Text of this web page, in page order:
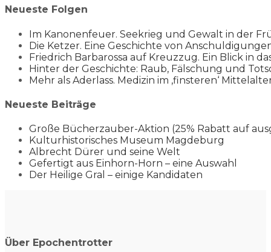
Neueste Folgen
Im Kanonenfeuer. Seekrieg und Gewalt in der
Die Ketzer. Eine Geschichte von
Friedrich Barbarossa auf Kreuzzug. Ein Blick in
Hinter der Geschichte: Raub, Fälschung und
Mehr als Aderlass. Medizin im ‚finsteren‘
Neueste Beiträge
Große Bücherzauber-Aktion (25% Rabatt auf
Kulturhistorisches Museum Magdeburg
Albrecht Dürer und seine Welt
Gefertigt aus Einhorn-Horn – eine Auswahl
Der Heilige Gral – einige Kandidaten
Über Epochentrotter